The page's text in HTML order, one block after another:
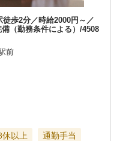
徒歩2分／時給2000円～／
（勤務条件による）/4508
前
以上
通勤手当